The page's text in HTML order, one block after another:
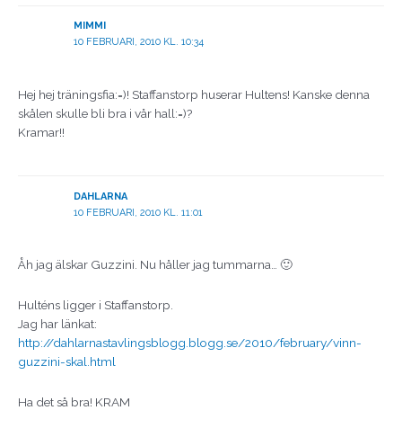
MIMMI
10 FEBRUARI, 2010 KL. 10:34
Hej hej träningsfia:=)! Staffanstorp huserar Hultens! Kanske denna
skålen skulle bli bra i vår hall:=)?
Kramar!!
DAHLARNA
10 FEBRUARI, 2010 KL. 11:01
Åh jag älskar Guzzini. Nu håller jag tummarna… 🙂
Hulténs ligger i Staffanstorp.
Jag har länkat:
http://dahlarnastavlingsblogg.blogg.se/2010/february/vinn-
guzzini-skal.html
Ha det så bra! KRAM